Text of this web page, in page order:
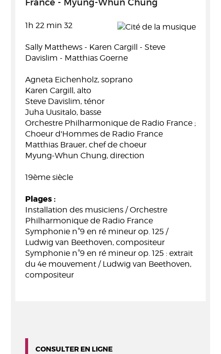
France - Myung-Whun Chung
1h 22 min 32
Sally Matthews - Karen Cargill - Steve
Davislim - Matthias Goerne
Agneta Eichenholz, soprano
Karen Cargill, alto
Steve Davislim, ténor
Juha Uusitalo, basse
Orchestre Philharmonique de Radio France ;
Choeur d'Hommes de Radio France
Matthias Brauer, chef de choeur
Myung-Whun Chung, direction
19ème siècle
Plages :
Installation des musiciens / Orchestre
Philharmonique de Radio France
Symphonie n°9 en ré mineur op. 125 /
Ludwig van Beethoven, compositeur
Symphonie n°9 en ré mineur op. 125 : extrait
du 4e mouvement / Ludwig van Beethoven,
compositeur
CONSULTER EN LIGNE